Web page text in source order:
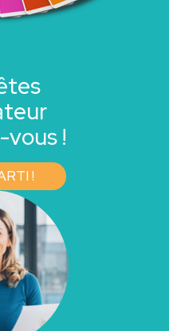
vous !
!